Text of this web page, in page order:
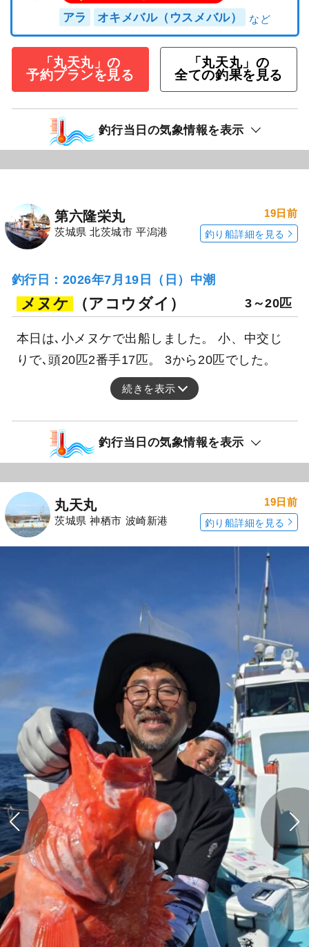
アラ オキメバル（ウスメバル）
「丸天丸」の
予約プランを見る
「丸天丸」の
全ての釣果を見る
釣行当日の気象情報を表示
第六隆栄丸
茨城県 北茨城市 平潟港
19日前
釣り船詳細を見る
釣行日：2026年7月19日（日）中潮
メヌケ （アコウダイ） 3～20匹
本日は､小メヌケで出船しました。 小、中交じ
りで､頭20匹2番手17匹。 3から20匹でした。
続きを表示
釣行当日の気象情報を表示
丸天丸
茨城県 神栖市 波崎新港
19日前
釣り船詳細を見る